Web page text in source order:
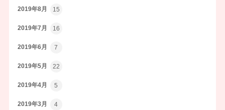
2019年8月 15
2019年7月 16
2019年6月 7
2019年5月 22
2019年4月 5
2019年3月 4